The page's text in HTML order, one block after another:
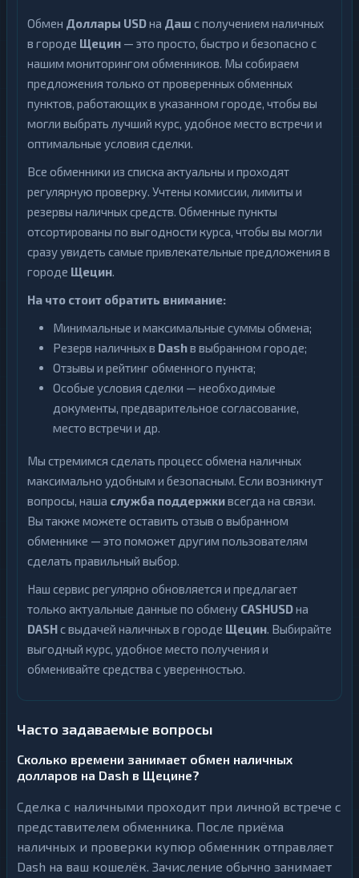
Обмен Доллары USDна Даш с получением наличных
в городе Щецин — это просто, быстро и безопасно с
нашим мониторингом обменников. Мы собираем
предложения только от проверенных обменных
пунктов, работающих в указанном городе, чтобы вы
могли выбрать лучший курс, удобное место встречи и
оптимальные условия сделки.
Все обменники из списка актуальны и проходят
регулярную проверку. Учтены комиссии, лимиты и
резервы наличных средств. Обменные пункты
отсортированы по выгодности курса, чтобы вы могли
сразу увидеть самые привлекательные предложения в
городе Щецин.
На что стоит обратить внимание:
Минимальные и максимальные суммы обмена;
Резерв наличных в Dashв выбранном городе;
Отзывы и рейтинг обменного пункта;
Особые условия сделки — необходимые
документы, предварительное согласование,
место встречи и др.
Мы стремимся сделать процесс обмена наличных
максимально удобным и безопасным. Если возникнут
вопросы, наша служба поддержкивсегда на связи.
Вы также можете оставить отзыв о выбранном
обменнике — это поможет другим пользователям
сделать правильный выбор.
Наш сервис регулярно обновляется и предлагает
только актуальные данные по обмену CASHUSDна
DASHс выдачей наличных в городе Щецин. Выбирайте
выгодный курс, удобное место получения и
обменивайте средства с уверенностью.
Часто задаваемые вопросы
Сколько времени занимает обмен наличных
долларов на Dash в Щецине?
Сделка с наличными проходит при личной встрече с
представителем обменника. После приёма
наличных и проверки купюр обменник отправляет
Dash на ваш кошелёк. Зачисление обычно занимает